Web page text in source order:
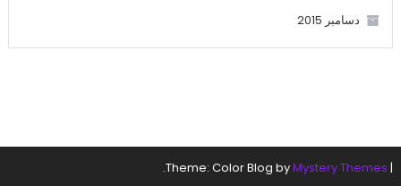
دسامبر 2015
|
Theme: Color Blog byMystery Themes
.